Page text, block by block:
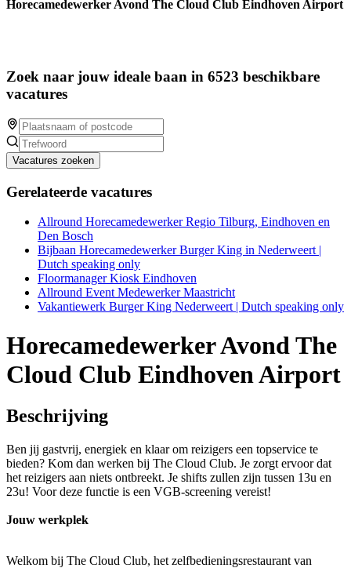
Horecamedewerker Avond The Cloud Club Eindhoven Airport
Zoek naar jouw ideale baan in 6523 beschikbare
vacatures
Vacatures zoeken
Gerelateerde vacatures
Allround Horecamedewerker Regio Tilburg, Eindhoven en
Den Bosch
Bijbaan Horecamedewerker Burger King in Nederweert |
Dutch speaking only
Floormanager Kiosk Eindhoven
Allround Event Medewerker Maastricht
Vakantiewerk Burger King Nederweert | Dutch speaking only
Horecamedewerker Avond The
Cloud Club Eindhoven Airport
Beschrijving
Ben jij gastvrij, energiek en klaar om reizigers een topservice te
bieden? Kom dan werken bij The Cloud Club. Je zorgt ervoor dat
het reizigers aan niets ontbreekt. Je shifts zullen zijn tussen 13u en
23u! Voor deze functie is een VGB-screening vereist!
Jouw werkplek
Welkom bij The Cloud Club, het zelfbedieningsrestaurant van